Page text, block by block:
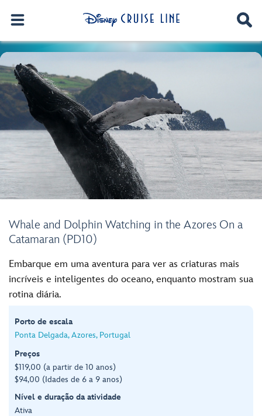
Whale and Dolphin Watching in the Azores On a
Catamaran (PD10)
Embarque em uma aventura para ver as criaturas mais
incríveis e inteligentes do oceano, enquanto mostram sua
rotina diária.
Porto de escala
Ponta Delgada, Azores, Portugal
Preços
$119,00 (a partir de 10 anos)
$94,00 (Idades de 6 a 9 anos)
Nível e duração da atividade
Ativa